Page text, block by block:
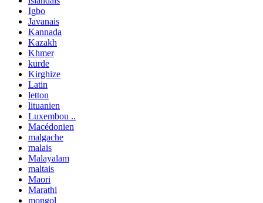
Igbo
Javanais
Kannada
Kazakh
Khmer
kurde
Kirghize
Latin
letton
lituanien
Luxembou ..
Macédonien
malgache
malais
Malayalam
maltais
Maori
Marathi
mongol